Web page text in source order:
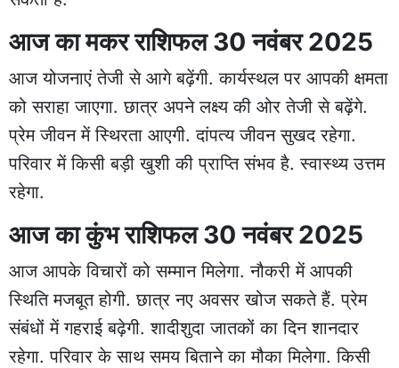
आज का मकर राशिफल 30 नवंबर 2025
आज योजनाएं तेजी से आगे बढ़ेंगी. कार्यस्थल पर आपकी क्षमता
को सराहा जाएगा. छात्र अपने लक्ष्य की ओर तेजी से बढ़ेंगे.
प्रेम जीवन में स्थिरता आएगी. दांपत्य जीवन सुखद रहेगा.
परिवार में किसी बड़ी खुशी की प्राप्ति संभव है. स्वास्थ्य उत्तम
रहेगा.
आज का कुंभ राशिफल 30 नवंबर 2025
आज आपके विचारों को सम्मान मिलेगा. नौकरी में आपकी
स्थिति मजबूत होगी. छात्र नए अवसर खोज सकते हैं. प्रेम
संबंधों में गहराई बढ़ेगी. शादीशुदा जातकों का दिन शानदार
रहेगा. परिवार के साथ समय बिताने का मौका मिलेगा. किसी